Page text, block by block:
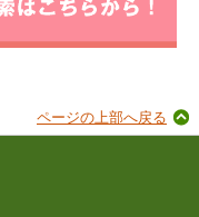
ページの上部へ戻る